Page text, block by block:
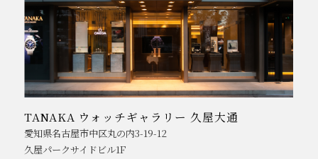
TANAKA ウォッチギャラリー 久屋大通
愛知県名古屋市中区丸の内3-19-12
久屋パークサイドビル1F